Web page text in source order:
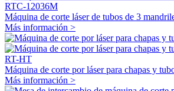
RTC-12036M
Máquina de corte láser de tubos de 3
Más información >
RT-HT
Máquina de corte por láser para chapas y
Más información >